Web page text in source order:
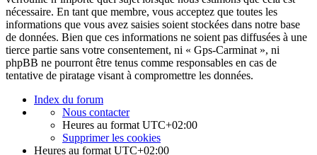
nécessaire. En tant que membre, vous acceptez que toutes les
informations que vous avez saisies soient stockées dans notre base
de données. Bien que ces informations ne soient pas diffusées à une
tierce partie sans votre consentement, ni « Gps-Carminat », ni
phpBB ne pourront être tenus comme responsables en cas de
tentative de piratage visant à compromettre les données.
Index du forum
Nous contacter
Heures au format UTC+02:00
Supprimer les cookies
Heures au format UTC+02:00